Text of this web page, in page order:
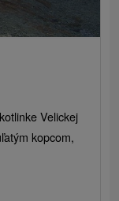
Velickej
kopcom,